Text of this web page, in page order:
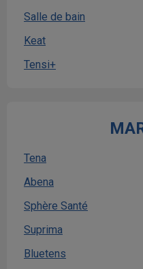
Salle de bain
Keat
Tensi+
Tena
Abena
Sphère Santé
Suprima
Bluetens